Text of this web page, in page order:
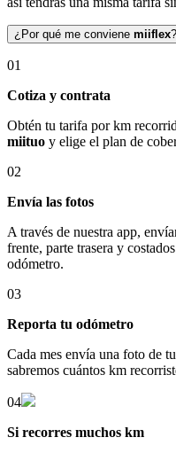
¿Por qué me conviene miiflex?
01
Cotiza y contrata
Obtén tu tarifa por km
miituo y elige el plan de
02
Envía las fotos
A través de nuestra app,
frente, parte trasera y
odómetro.
03
Reporta tu odómetro
Cada mes envía una foto de
sabremos cuántos km
04
Si recorres muchos km